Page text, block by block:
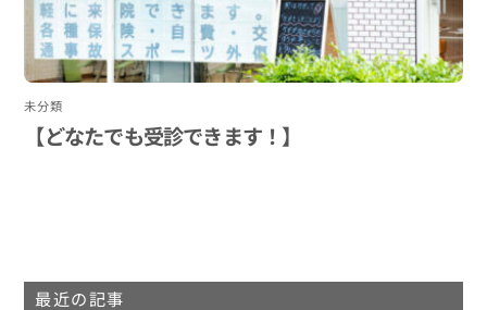
未分類
【どなたでも受診できます！】
最近の記事